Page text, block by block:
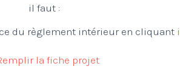
il faut :
du règlement intérieur en cliquant
la fiche projet